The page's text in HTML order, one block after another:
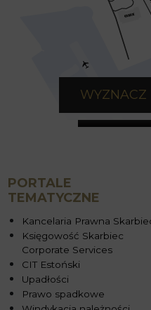
WYZNACZ
PORTALE
TEMATYCZNE
Kancelaria Prawna
Księgowość Skarbiec
Corporate Services
CIT Estoński
Upadłości
Prawo spadkowe